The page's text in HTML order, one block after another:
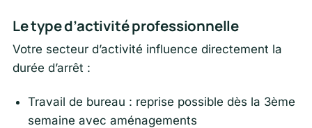
Le type d’activité professionnelle
Votre secteur d’activité influence directement la
durée d’arrêt :
Travail de bureau : reprise possible dès la 3ème
semaine avec aménagements